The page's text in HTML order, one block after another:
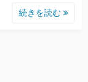
続きを読む